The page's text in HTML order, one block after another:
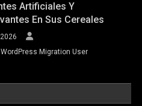
Artificiales Y
En Sus Cereales
Migration User